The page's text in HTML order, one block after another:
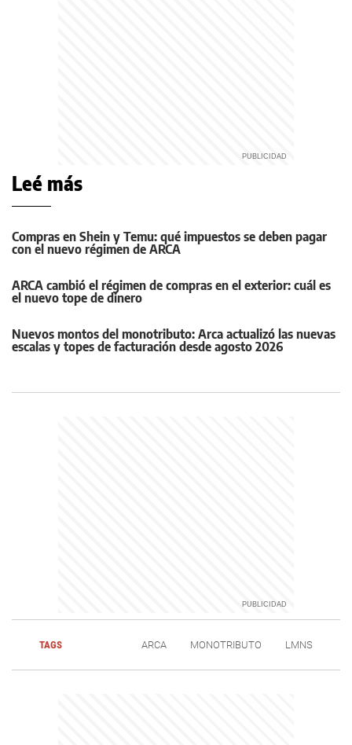
Leé más
Compras en Shein y Temu: qué impuestos se deben pagar
con el nuevo régimen de ARCA
ARCA cambió el régimen de compras en el exterior: cuál es
el nuevo tope de dinero
Nuevos montos del monotributo: Arca actualizó las nuevas
escalas y topes de facturación desde agosto 2026
TAGS ARCA MONOTRIBUTO LMNS